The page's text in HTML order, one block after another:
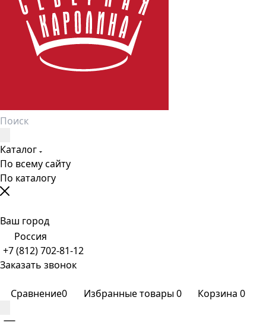
Каталог
По всему сайту
По каталогу
Ваш город
Россия
+7 (812) 702-81-12
Заказать звонок
Сравнение0 Избранные товары0 Корзина 0